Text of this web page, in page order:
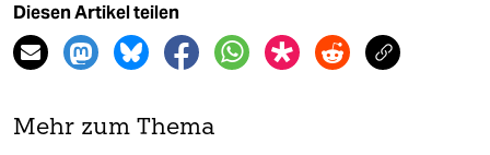
Diesen Artikel teilen
Mehr zum Thema